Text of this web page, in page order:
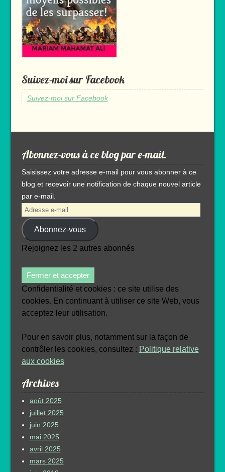
Suivez-moi sur Facebook
Suivez-moi sur Facebook
Abonnez-vous à ce blog par e-mail.
Saisissez votre adresse e-mail pour vous abonner à ce
blog et recevoir une notification de chaque nouvel article
par e-mail.
Adresse
e-
mail Abonnez-vous
Rejoignez les 2 autres abonnés
Confidentialité et cookies : ce site utilise des
cookies. En continuant à utiliser ce site Web, vous
acceptez leur utilisation.
Pour en savoir plus, notamment sur la façon de
contrôler les cookies, consultez : Politique relative
aux cookies
Archives
août 2025
juillet 2025
juin 2025
mai 2025
avril 2025
mars 2025